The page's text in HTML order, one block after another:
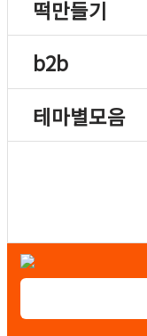
떡만들기
b2b
테마별모음